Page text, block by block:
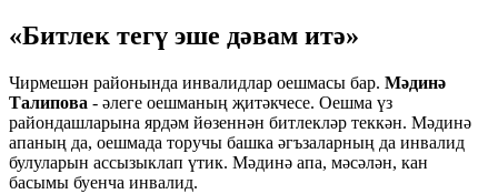
«Битлек тегү эше дәвам итә»
Чирмешән районында инвалидлар оешмасы бар. Мәдинә
Талипова - әлеге оешманың җитәкчесе. Оешма үз
райондашларына ярдәм йөзеннән битлекләр теккән. Мәдинә
апаның да, оешмада торучы башка әгъзаларның да инвалид
булуларын ассызыклап үтик. Мәдинә апа, мәсәлән, кан
басымы буенча инвалид.